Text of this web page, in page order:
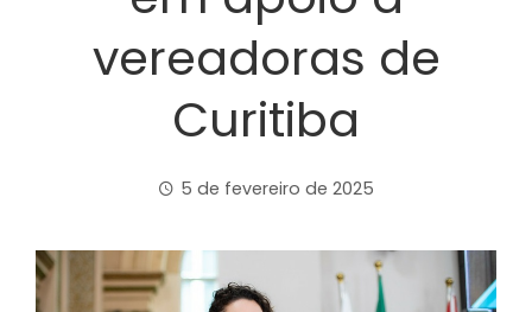
vereadoras de
Curitiba
5 de fevereiro de 2025